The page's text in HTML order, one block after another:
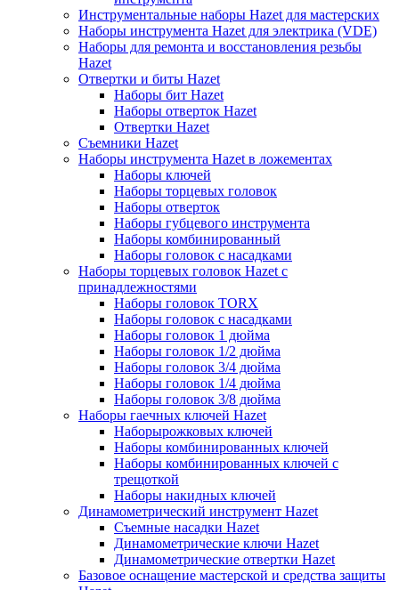
Инструментальные наборы Hazet для мастерских
Наборы инструмента Hazet для электрика (VDE)
Наборы для ремонта и восстановления резьбы
Hazet
Отвертки и биты Hazet
Наборы бит Hazet
Наборы отверток Hazet
Отвертки Hazet
Съемники Hazet
Наборы инструмента Hazet в ложементах
Наборы ключей
Наборы торцевых головок
Наборы отверток
Наборы губцевого инструмента
Наборы комбинированный
Наборы головок с насадками
Наборы торцевых головок Hazet с
принадлежностями
Наборы головок TORX
Наборы головок с насадками
Наборы головок 1 дюйма
Наборы головок 1/2 дюйма
Наборы головок 3/4 дюйма
Наборы головок 1/4 дюйма
Наборы головок 3/8 дюйма
Наборы гаечных ключей Hazet
Наборырожковых ключей
Наборы комбинированных ключей
Наборы комбинированных ключей с
трещоткой
Наборы накидных ключей
Динамометрический инструмент Hazet
Съемные насадки Hazet
Динамометрические ключи Hazet
Динамометрические отвертки Hazet
Базовое оснащение мастерской и средства защиты